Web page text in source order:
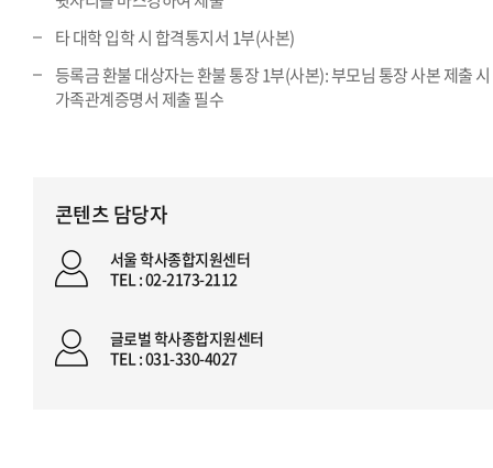
타 대학 입학 시 합격통지서 1부(사본)
등록금 환불 대상자는 환불 통장 1부(사본): 부모님 통장 사본 제출 시
가족관계증명서 제출 필수
콘텐츠 담당자
서울 학사종합지원센터
TEL : 02-2173-2112
글로벌 학사종합지원센터
TEL : 031-330-4027